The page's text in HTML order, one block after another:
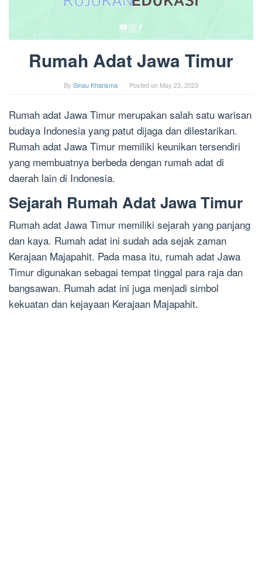
Rumah Adat Jawa Timur
By Sinau Kharisma Posted on May 23, 2023
Rumah adat Jawa Timur merupakan salah satu warisan
budaya Indonesia yang patut dijaga dan dilestarikan.
Rumah adat Jawa Timur memiliki keunikan tersendiri
yang membuatnya berbeda dengan rumah adat di
daerah lain di Indonesia.
Sejarah Rumah Adat Jawa Timur
Rumah adat Jawa Timur memiliki sejarah yang panjang
dan kaya. Rumah adat ini sudah ada sejak zaman
Kerajaan Majapahit. Pada masa itu, rumah adat Jawa
Timur digunakan sebagai tempat tinggal para raja dan
bangsawan. Rumah adat ini juga menjadi simbol
kekuatan dan kejayaan Kerajaan Majapahit.